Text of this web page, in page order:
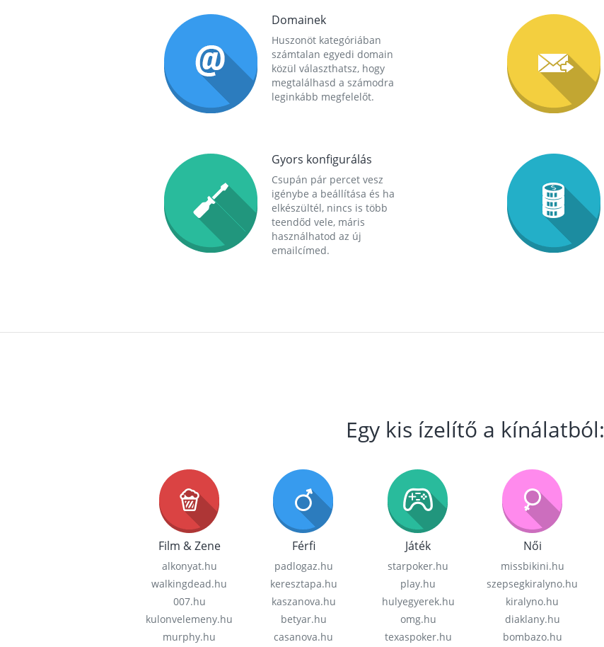
Domainek
Huszonöt kategóriában
számtalan egyedi domain
közül választhatsz, hogy
megtalálhasd a számodra
leginkább megfelelőt.
Gyors konfigurálás
Csupán pár percet vesz
igénybe a beállítása és ha
elkészültél, nincs is több
teendőd vele, máris
használhatod az új
emailcímed.
Egy kis ízelítő a kínálatból:
Film & Zene
alkonyat.hu
walkingdead.hu
007.hu
kulonvelemeny.hu
murphy.hu
Férfi
padlogaz.hu
keresztapa.hu
kaszanova.hu
betyar.hu
casanova.hu
Játék
starpoker.hu
play.hu
hulyegyerek.hu
omg.hu
texaspoker.hu
Női
missbikini.hu
szepsegkiralyno.hu
kiralyno.hu
diaklany.hu
bombazo.hu